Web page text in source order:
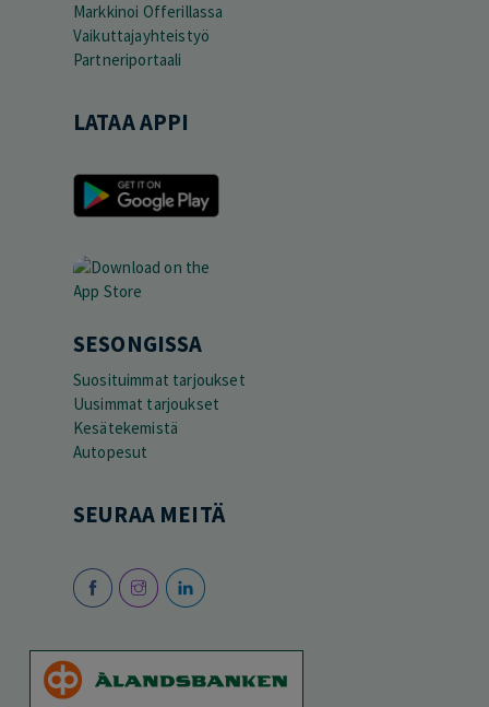
Markkinoi Offerillassa
Vaikuttajayhteistyö
Partneriportaali
LATAA APPI
SESONGISSA
Suosituimmat tarjoukset
Uusimmat tarjoukset
Kesätekemistä
Autopesut
SEURAA MEITÄ